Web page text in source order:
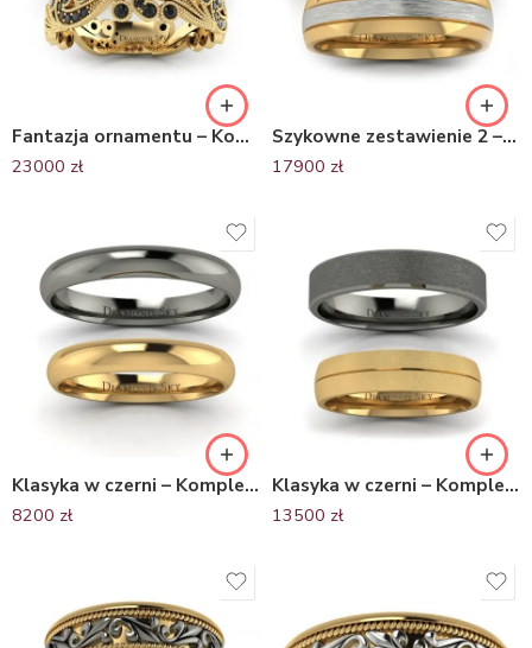
Fantazja ornamentu – Komplet obrączek Diamond Sky, żółte i czarne złoto
23000 zł
Szykowne zestawienie 2 – Półokrągłe obrączki ślubne z białego i żółtego złota
17900 zł
Klasyka w czerni – Komplet półokrągłych obrączek ślubnych z żółtego i czarnego złota, 3,0 mm
8200 zł
Klasyka w czerni – Komplet obrączek ślubnych z żółtego i czarnego złota 4,5 mm
13500 zł